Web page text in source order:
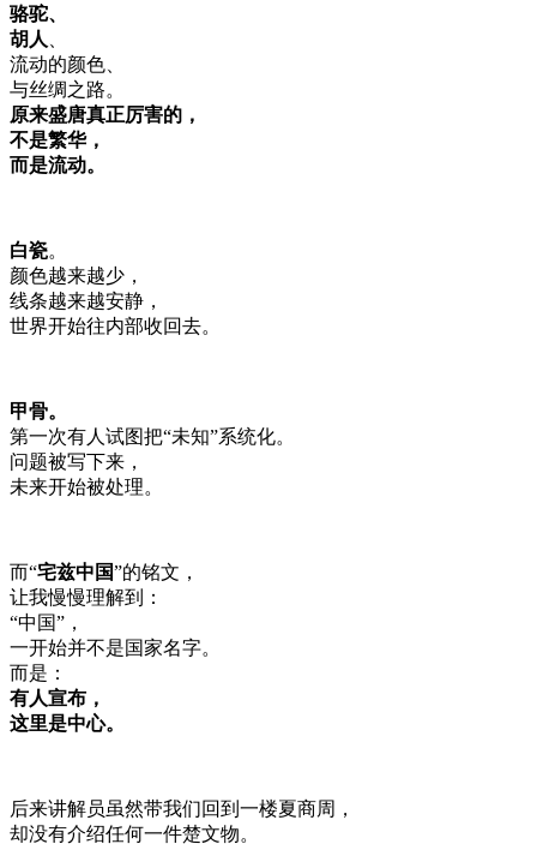
骆驼、
胡人
流动的颜色、
与丝绸之路。
原来盛唐真正厉害的，
不是繁华，
而是流动。
白瓷。
颜色越来越少，
线条越来越安静，
世界开始往内部收回去。
甲骨。
第一次有人试图把“未知”系统化。
问题被写下来，
未来开始被处理。
而“宅兹中国”的铭文，
让我慢慢理解到：
“中国”，
一开始并不是国家名字。
而是：
有人宣布，
这里是中心。
后来讲解员虽然带我们回到一楼夏商周，
却没有介绍任何一件楚文物。